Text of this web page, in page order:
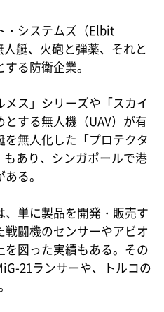
システムズ（Elbit
艇、火砲と弾薬、それと
る防衛企業。
ス」シリーズや「スカイ
する無人機（UAV）が有
無人化した「プロテクタ
あり、シンガポールで港
る。
単に製品を開発・販売す
闘機のセンサーやアビオ
図った実績もある。その
21ランサーや、トルコの